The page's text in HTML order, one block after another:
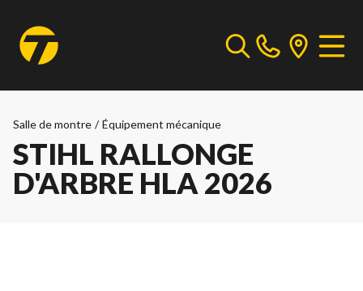
Salle de montre / Équipement mécanique
STIHL RALLONGE
D'ARBRE HLA 2026